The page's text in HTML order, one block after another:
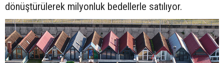
dönüştürülerek milyonluk bedellerle satılıyor.